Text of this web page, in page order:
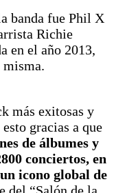
banda fue Phil X
Richie
en el año 2013,
misma.
más exitosas y
gracias a que
de álbumes y
conciertos, en
icono global de